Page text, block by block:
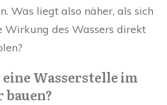
Was liegt also näher, als sich
Wirkung des Wassers direkt
Wasserstelle im
bauen?